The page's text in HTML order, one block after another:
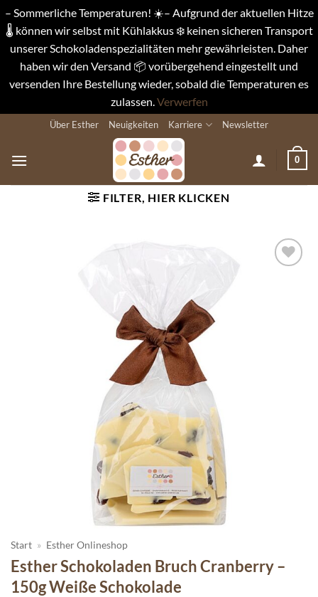
– Sommerliche Temperaturen! ☀️– Aufgrund der aktuellen Hitze
🌡️ können wir selbst mit Kühlakkus ❄️ keinen sicheren Transport
unserer Schokoladenspezialitäten mehr gewährleisten. Daher
haben wir den Versand 📦 vorübergehend eingestellt und
versenden Ihre Bestellung wieder, sobald die Temperaturen es
zulassen.Verwerfen
springen
Über Esther Neuigkeiten Karriere Newsletter
0
FILTER, HIER KLICKEN
Start » Esther Onlineshop
Esther Schokoladen Bruch Cranberry –
150g Weiße Schokolade